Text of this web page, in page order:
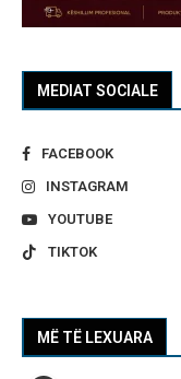
MEDIAT SOCIALE
FACEBOOK
INSTAGRAM
YOUTUBE
TIKTOK
MË TË LEXUARA